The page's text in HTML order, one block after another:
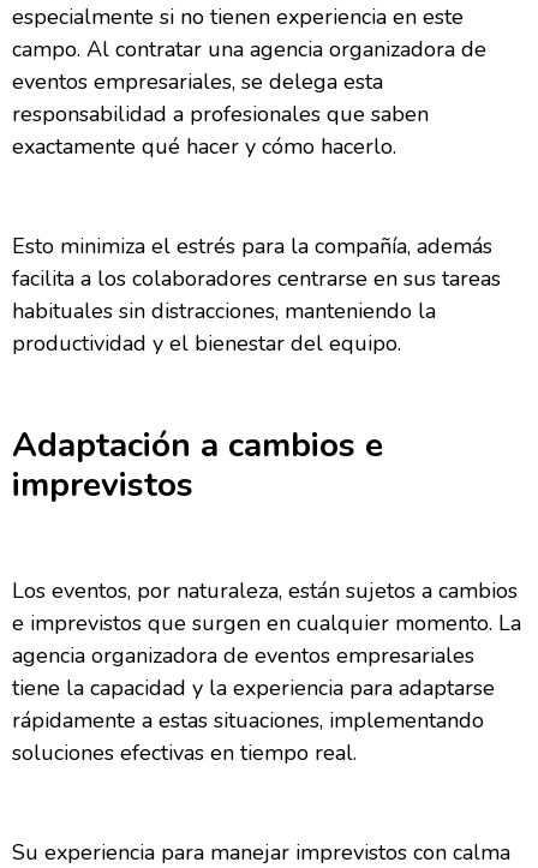
especialmente si no tienen experiencia en este
campo. Al contratar una agencia organizadora de
eventos empresariales, se delega esta
responsabilidad a profesionales que saben
exactamente qué hacer y cómo hacerlo.
Esto minimiza el estrés para la compañía, además
facilita a los colaboradores centrarse en sus tareas
habituales sin distracciones, manteniendo la
productividad y el bienestar del equipo.
Adaptación a cambios e
imprevistos
Los eventos, por naturaleza, están sujetos a cambios
e imprevistos que surgen en cualquier momento. La
agencia organizadora de eventos empresariales
tiene la capacidad y la experiencia para adaptarse
rápidamente a estas situaciones, implementando
soluciones efectivas en tiempo real.
Su experiencia para manejar imprevistos con calma